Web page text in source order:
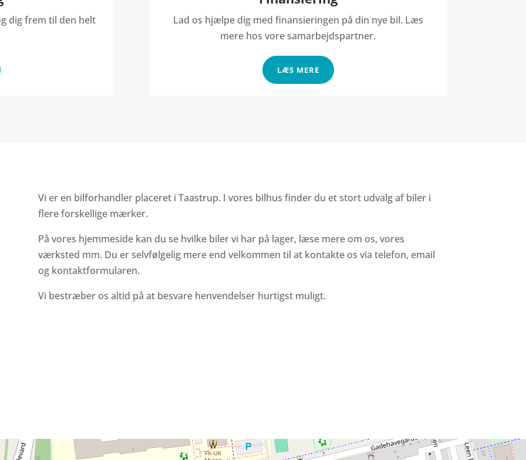
dig frem til den helt
Lad os hjælpe dig med finansieringen på din nye bil. Læs
mere hos vore samarbejdspartner.
LÆS MERE
Vi er en bilforhandler placeret i Taastrup. I vores bilhus finder du et stort udvalg af biler i
flere forskellige mærker.
På vores hjemmeside kan du se hvilke biler vi har på lager, læse mere om os, vores
værksted mm. Du er selvfølgelig mere end velkommen til at kontakte os via telefon, email
og kontaktformularen.
Vi bestræber os altid på at besvare henvendelser hurtigst muligt.